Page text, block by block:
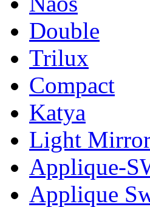
Double
Trilux
Compact
Katya
Light
Applique-
Applique